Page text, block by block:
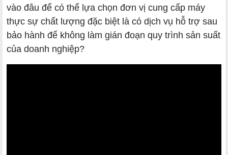
vào đâu để có thể lựa chọn đơn vị cung cấp máy
thực sự chất lượng đặc biệt là có dịch vụ hỗ trợ sau
bảo hành để không làm gián đoạn quy trình sản suất
của doanh nghiệp?